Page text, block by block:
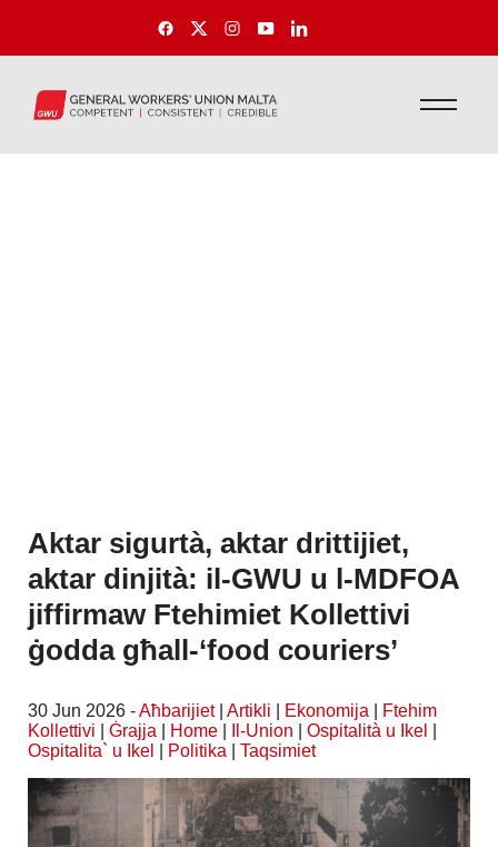
Aktar sigurtà, aktar drittijiet,
aktar dinjità: il-GWU u l-MDFOA
jiffirmaw Ftehimiet Kollettivi
ġodda għall-‘food couriers’
30 Jun 2026 -Aħbarijiet| Artikli Ekonomija
Ftehim
Kollettivi
Ġrajja Home Il-Union Ospitalità u Ikel
Ospitalita` u Ikel
Politika Taqsimiet